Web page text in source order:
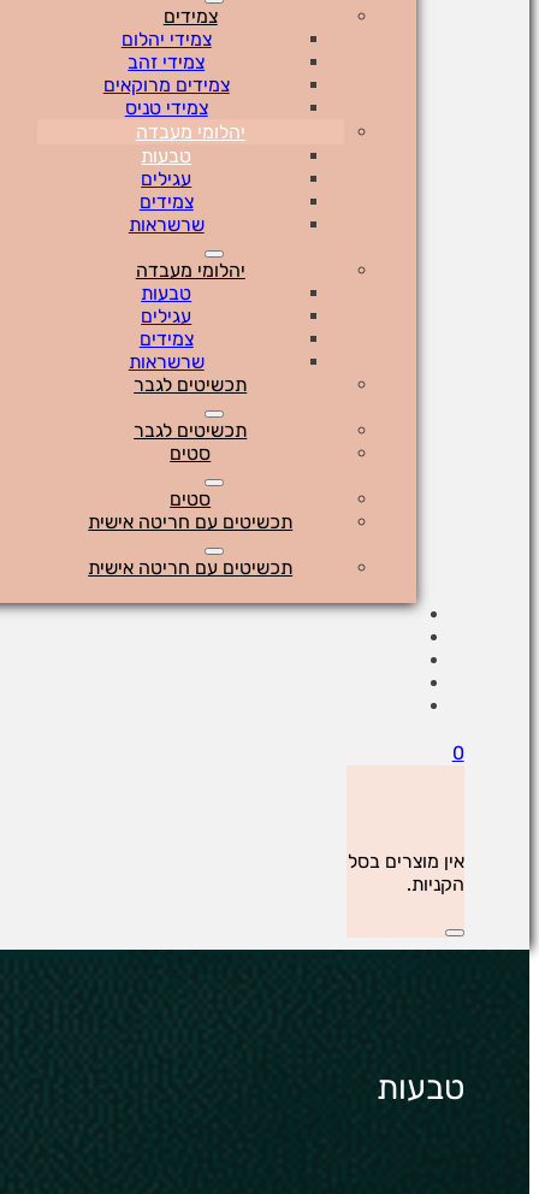
צמידים
צמידי יהלום
צמידי זהב
צמידים מרוקאים
צמידי טניס
יהלומי מעבדה
טבעות
עגילים
צמידים
שרשראות
יהלומי מעבדה
טבעות
עגילים
צמידים
שרשראות
תכשיטים לגבר
תכשיטים לגבר
סטים
סטים
תכשיטים עם חריטה אישית
תכשיטים עם חריטה אישית
0
אין מוצרים בסל
הקניות.
טבעות